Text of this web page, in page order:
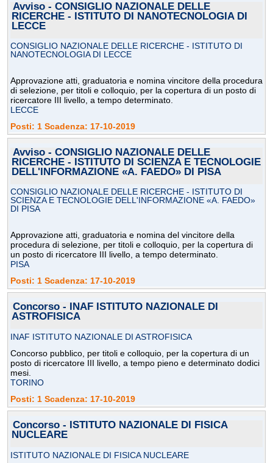
Avviso - CONSIGLIO NAZIONALE DELLE
RICERCHE - ISTITUTO DI NANOTECNOLOGIA DI
LECCE
CONSIGLIO NAZIONALE DELLE RICERCHE - ISTITUTO DI
NANOTECNOLOGIA DI LECCE
Approvazione atti, graduatoria e nomina vincitore della procedura
di selezione, per titoli e colloquio, per la copertura di un posto di
ricercatore III livello, a tempo determinato.
LECCE
Posti: 1 Scadenza: 17-10-2019
Avviso - CONSIGLIO NAZIONALE DELLE
RICERCHE - ISTITUTO DI SCIENZA E TECNOLOGIE
DELL'INFORMAZIONE «A. FAEDO» DI PISA
CONSIGLIO NAZIONALE DELLE RICERCHE - ISTITUTO DI
SCIENZA E TECNOLOGIE DELL'INFORMAZIONE «A. FAEDO»
DI PISA
Approvazione atti, graduatoria e nomina del vincitore della
procedura di selezione, per titoli e colloquio, per la copertura di
un posto di ricercatore III livello, a tempo determinato.
PISA
Posti: 1 Scadenza: 17-10-2019
Concorso - INAF ISTITUTO NAZIONALE DI
ASTROFISICA
INAF ISTITUTO NAZIONALE DI ASTROFISICA
Concorso pubblico, per titoli e colloquio, per la copertura di un
posto di ricercatore III livello, a tempo pieno e determinato dodici
mesi.
TORINO
Posti: 1 Scadenza: 17-10-2019
Concorso - ISTITUTO NAZIONALE DI FISICA
NUCLEARE
ISTITUTO NAZIONALE DI FISICA NUCLEARE